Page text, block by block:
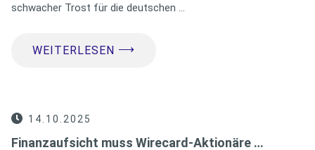
schwacher Trost für die deutschen …
WEITERLESEN ⟶
14.10.2025
Finanzaufsicht muss Wirecard-Aktionäre …